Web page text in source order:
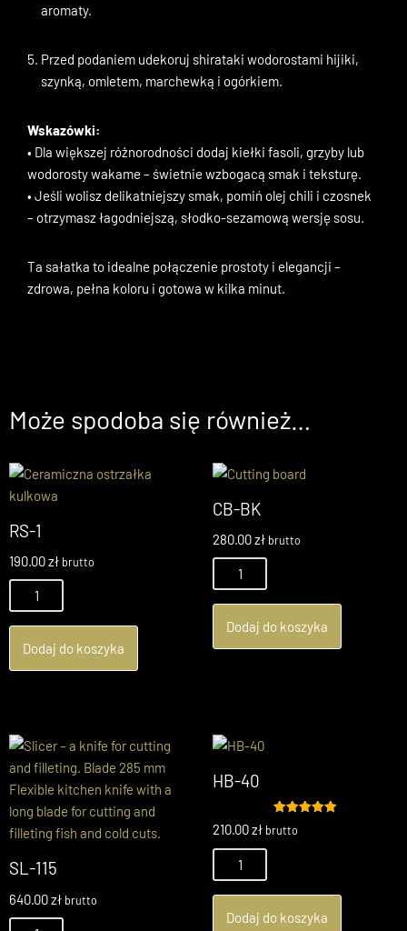
aromaty.
Przed podaniem udekoruj shirataki wodorostami hijiki,
szynką, omletem, marchewką i ogórkiem.
Wskazówki:
• Dla większej różnorodności dodaj kiełki fasoli, grzyby lub
wodorosty wakame – świetnie wzbogacą smak i teksturę.
• Jeśli wolisz delikatniejszy smak, pomiń olej chili i czosnek
– otrzymasz łagodniejszą, słodko-sezamową wersję sosu.
Ta sałatka to idealne połączenie prostoty i elegancji –
zdrowa, pełna koloru i gotowa w kilka minut.
Może spodoba się również…
RS-1
190.00zł brutto
Dodaj do koszyka
CB-BK
280.00zł brutto
Dodaj do koszyka
SL-115
640.00zł brutto
HB-40
5.00
210.00zł brutto
Dodaj do koszyka